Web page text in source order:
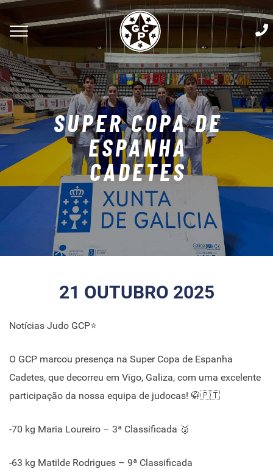
SUPER COPA DE
ESPANHA
CADETES
21 OUTUBRO 2025
Notícias Judo GCP⭐
O GCP marcou presença na Super Copa de Espanha
Cadetes, que decorreu em Vigo, Galiza, com uma excelente
participação da nossa equipa de judocas! 🥋🇵🇹
-70 kg Maria Loureiro – 3ª Classificada 🥉
-63 kg Matilde Rodrigues – 9ª Classificada